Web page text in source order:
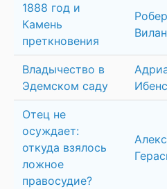
1888 год и
Камень
преткновения
Владычество в
Эдемском саду
Ибенс
Отец не
осуждает:
откуда взялось
ложное
правосудие?